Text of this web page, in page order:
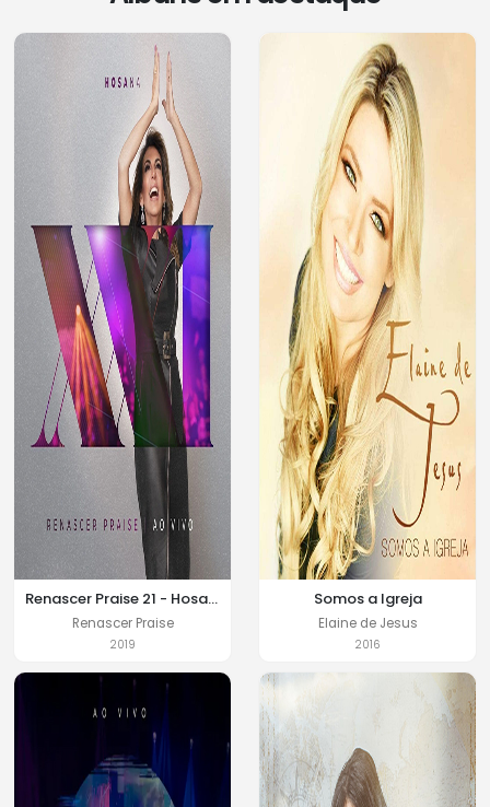
Renascer Praise 21 - Hosana
Renascer Praise
2019
Somos a Igreja
Elaine de Jesus
2016